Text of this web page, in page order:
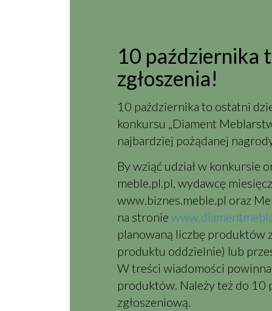
10 października
zgłoszenia!
10 października to ostatni
konkursu „Diament
najbardziej pożądanej
By wziąć udział w konkursie
meble.pl.pl, wydawcę
www.biznes.meble.pl oraz
na stronie
planowaną liczbę produktów
produktu oddzielnie) lub
W treści wiadomości
produktów. Należy też do 10
zgłoszeniową.